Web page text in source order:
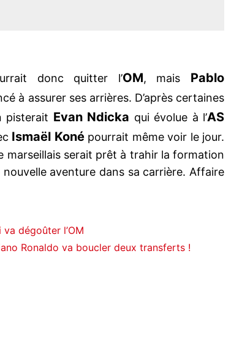
donc quitter l’OM, mais Pablo
à assurer ses arrières. D’après certaines
pisterait Evan Ndicka qui évolue à l’AS
Ismaël Koné pourrait même voir le jour.
marseillais serait prêt à trahir la formation
aventure dans sa carrière. Affaire
dégoûter l’OM
Ronaldo va boucler deux transferts !